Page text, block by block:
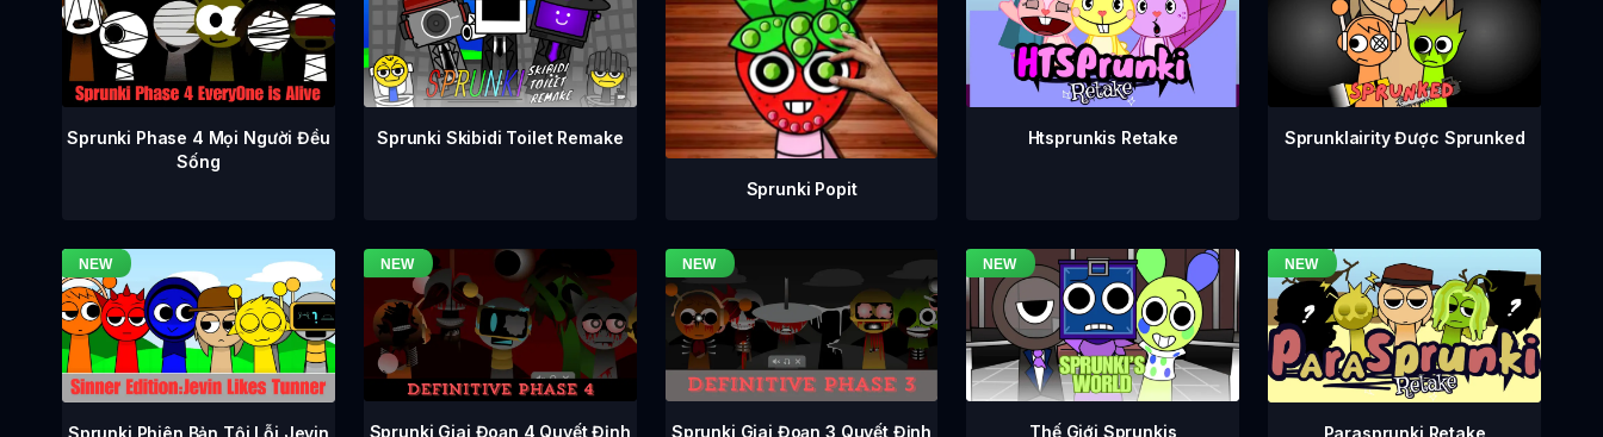
Sprunki Phase 4 Mọi Người Đều
Sống
Sprunki Skibidi Toilet Remake
Sprunki Popit
Htsprunkis Retake Sprunklairity Được Sprunked
Sprunki Phiên Bản Tội Lỗi Jevin
Sprunki Giai Đoạn 4 Quyết Định Sprunki Giai Đoạn 3 Quyết Định Thế Giới Sprunkis Parasprunki Retake